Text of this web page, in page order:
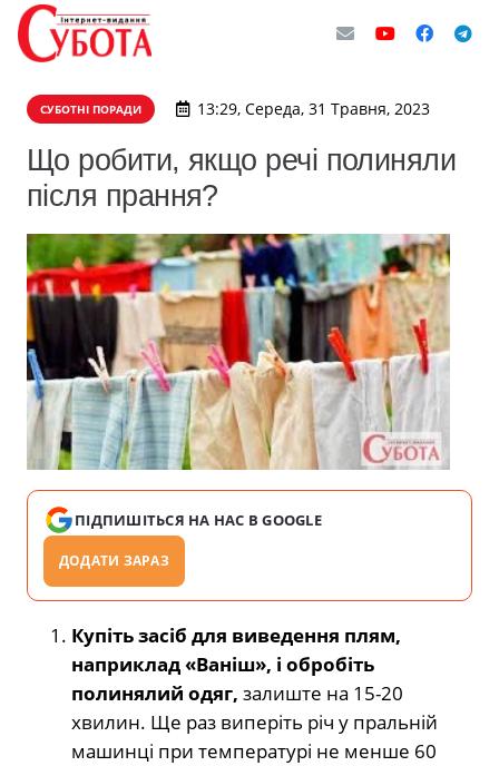
СУБОТНІ ПОРАДИ 13:29, Середа, 31 Травня, 2023
Що робити, якщо речі полиняли
після прання?
ПІДПИШІТЬСЯ НА НАС В GOOGLE
ДОДАТИ ЗАРАЗ
Купіть засіб для виведення плям,
наприклад «Ваніш», і обробіть
полинялий одяг, залиште на 15-20
хвилин. Ще раз виперіть річ у пральній
машинці при температурі не менше 60